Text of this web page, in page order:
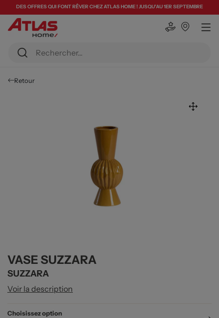
DES OFFRES QUI FONT RÊVER CHEZ ATLAS HOME ! JUSQU'AU 1ER SEPTEMBRE
Retour
VASE SUZZARA
SUZZARA
Voir la description
Choisissez option